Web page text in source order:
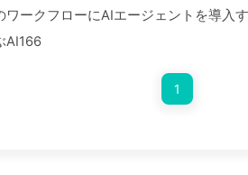
ワークフローにAIエージェントを導
AI166
1